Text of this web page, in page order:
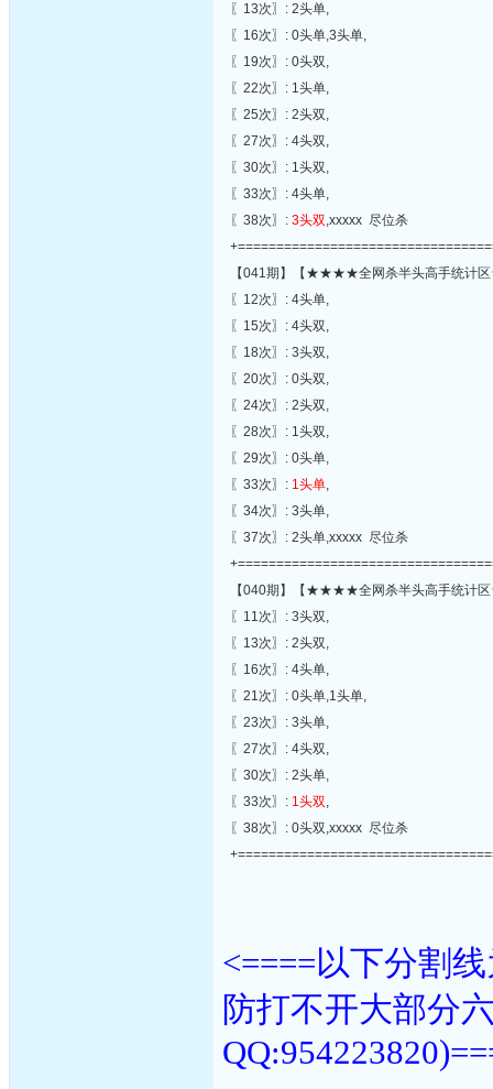
〖13次〗: 2头单,
〖16次〗: 0头单,3头单,
〖19次〗: 0头双,
〖22次〗: 1头单,
〖25次〗: 2头双,
〖27次〗: 4头双,
〖30次〗: 1头双,
〖33次〗: 4头单,
〖38次〗: 3头双,xxxxx 尽位杀
【041期】【★★★★全网杀半头高手统计
〖12次〗: 4头单,
〖15次〗: 4头双,
〖18次〗: 3头双,
〖20次〗: 0头双,
〖24次〗: 2头双,
〖28次〗: 1头双,
〖29次〗: 0头单,
〖33次〗: 1头单,
〖34次〗: 3头单,
〖37次〗: 2头单,xxxxx 尽位杀
【040期】【★★★★全网杀半头高手统计
〖11次〗: 3头双,
〖13次〗: 2头双,
〖16次〗: 4头单,
〖21次〗: 0头单,1头单,
〖23次〗: 3头单,
〖27次〗: 4头双,
〖30次〗: 2头单,
〖33次〗: 1头双,
〖38次〗: 0头双,xxxxx 尽位杀
<====以下分割
防打不开大部分